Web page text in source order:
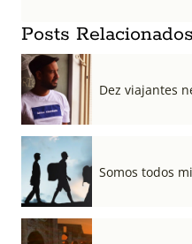
Posts Relacionados
Dez viajantes
Somos todos